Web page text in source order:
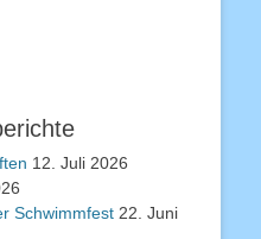
12. Juli 2026
Schwimmfest 22. Juni